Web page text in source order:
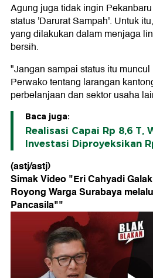
Agung juga tidak ingin
status 'Darurat Sampah'. Untuk
yang dilakukan dalam menjaga
bersih.
"Jangan sampai status itu
Perwako tentang larangan
perbelanjaan dan sektor usaha
Baca juga:
Realisasi Capai Rp 8,6 T,
Investasi Diproyeksikan
(astj/astj)
Simak Video "Eri Cahyadi
Royong Warga Surabaya
Pancasila""